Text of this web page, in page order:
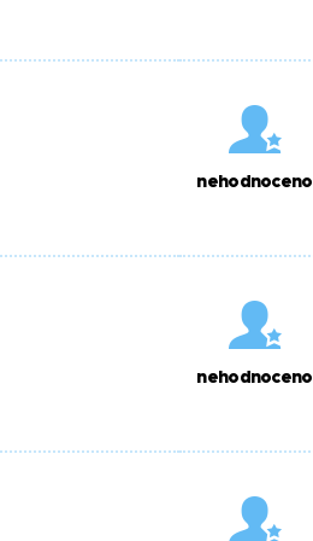
nehodnoceno
nehodnoceno